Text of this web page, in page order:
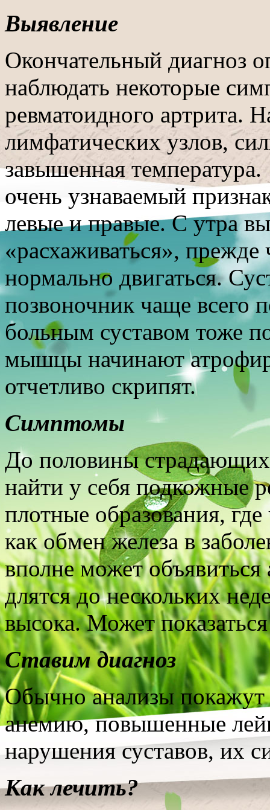
Выявление
Окончательный диагноз
наблюдать некоторые
ревматоидного артрита.
лимфатических узлов,
завышенная
очень узнаваемый
левые и правые.С утра
«расхаживаться», прежде
нормально двигаться.
позвоночник чаще всего
больным суставом тоже
мышцы начинают
отчетливо скрипят.
Симптомы
До половины
найти у себя подкожные
плотные образования,
как обмен железа в
вполне может
длятся до нескольких
высока. Может
Ставим диагноз
Обычно анализы покажут
анемию, повышенные
нарушения суставов, их
Как лечить?